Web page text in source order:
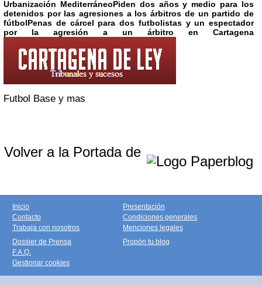
Urbanización MediterráneoPiden dos años y medio para los
detenidos por las agresiones a los árbitros de un partido de
fútbolPenas de cárcel para dos futbolistas y un espectador
por la agresión a un árbitro en Cartagena
Futbol Base y mas
Volver a la Portada de
Inicio
Contacto
Trabaja con nosotros
Presentación
Condiciones generales
Menciones legales
Dossier de Prensa
F.A.Q.
Gestionar cookies
Propón tu blog